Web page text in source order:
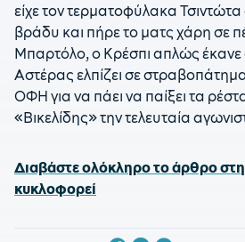
είχε τον τερματοφύλακα
βράδυ και πήρε το ματς χάρη σε
Μπαρτόλο, ο Κρέσπι απλώς έκανε
Αστέρας ελπίζει σε
ΟΦΗ για να πάει να παίξει τα
«Βικελίδης» την τελευταία
Διαβάστε ολόκληρο το άρθρο
κυκλοφορεί